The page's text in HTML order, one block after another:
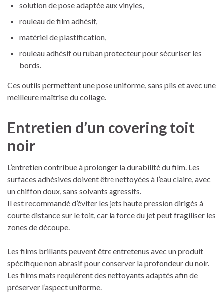
solution de pose adaptée aux vinyles,
rouleau de film adhésif,
matériel de plastification,
rouleau adhésif ou ruban protecteur pour sécuriser les
bords.
Ces outils permettent une pose uniforme, sans plis et avec une
meilleure maîtrise du collage.
Entretien d’un covering toit
noir
L’entretien contribue à prolonger la durabilité du film. Les
surfaces adhésives doivent être nettoyées à l’eau claire, avec
un chiffon doux, sans solvants agressifs.
Il est recommandé d’éviter les jets haute pression dirigés à
courte distance sur le toit, car la force du jet peut fragiliser les
zones de découpe.
Les films brillants peuvent être entretenus avec un produit
spécifique non abrasif pour conserver la profondeur du noir.
Les films mats requièrent des nettoyants adaptés afin de
préserver l’aspect uniforme.